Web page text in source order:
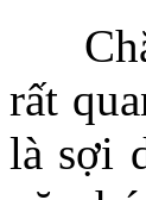
rất
là sợi